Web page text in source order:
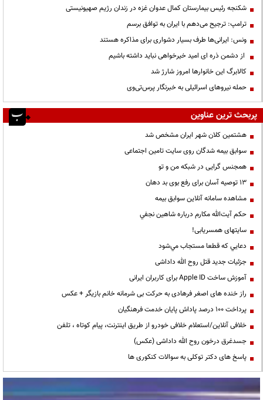
شکنجه رئیس بیمارستان کمال عدوان غزه در زندان رژیم صهیونیستی
ترامپ: ترجیح می‌دهم با ایران به توافق برسم
ونس: ایرانی‌ها طرف بسیار دشواری برای مذاکره هستند
از دشمن ذره ای امید خیرخواهی نباید داشته باشیم
کالابرگ این خانوارها امروز شارژ شد
حمله نیروهای اسرائیلی به خبرنگار پرس‌تی‌وی
پربحث ترین عناوین
هشتمین کلان شهر ایران مشخص شد
سوابق بیمه شدگان روی سایت تامین اجتماعی
همجنس گرایی در شبکه من و تو
13 توصیه آسان برای رفع بوی بد دهان
مشاهده سامانه آنلاين سوابق بیمه
حكم آيت‌الله مكارم درباره شاهين نجفي
سایتهای همسریابی!
دعايي كه قطعا مستجاب مي‌شود
جزئیات جدید قتل روح الله داداشی
آموزش ساخت Apple ID برای کاربران ایرانی
راز خنده های اصغر فرهادی به حرکت بی شرمانه خانم بازیگر + عکس
پرداخت ۱۰۰ درصد پاداش پایان خدمت فرهنگیان
خلافی آنلاین/استعلام خلافی خودرو از طریق اینترنت، پیام کوتاه ، تلفن
جسدغرق درخون روح الله داداشی (عکس)
پاسخ های دکتر توکلی به سوالات کنکوری ها